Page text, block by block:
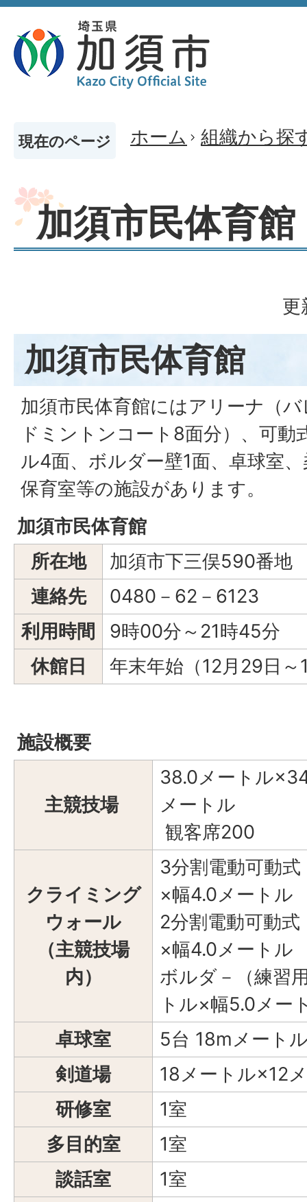
現在のページ ホーム 組織から探
加須市民体育館
更
加須市民体育館
加須市民体育館にはアリーナ（
ドミントンコート8面分）、可
ル4面、ボルダー壁1面、卓球室
保育室等の施設があります。
加須市民体育館
所在地
加須市下三俣590番地
連絡先
0480－62－6123
利用時間
9時00分～21時45分
休館日
年末年始（12月29日～
施設概要
主競技場
38.0メートル
メートル
観客席200
クライミング
ウォール
（主競技場
内）
3分割電動可動
×幅4.0メートル
2分割電動可動
×幅4.0メートル
ボルダ－（練習
トル×幅5.0メー
卓球室
5台 18mメート
剣道場
18メートル×12
研修室
1室
多目的室
1室
談話室
1室